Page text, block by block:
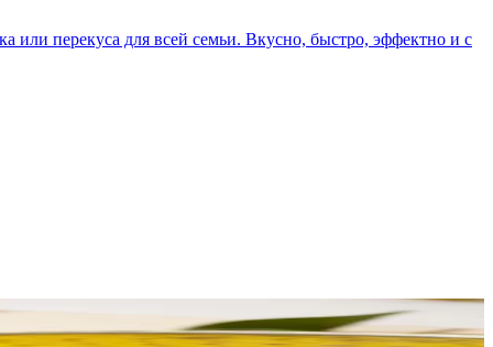
перекуса для всей семьи. Вкусно, быстро, эффектно и с